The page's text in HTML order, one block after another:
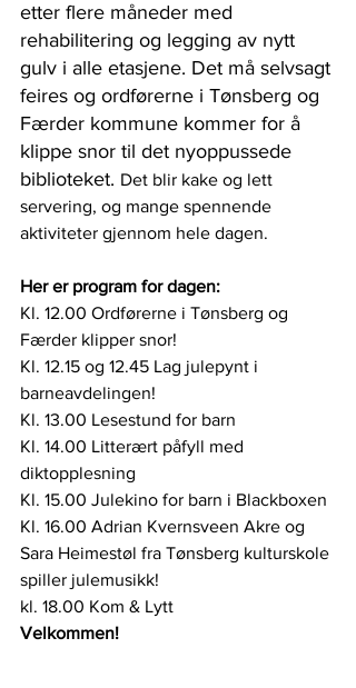
etter flere måneder med
rehabilitering og legging av nytt
gulv i alle etasjene. Det må selvsagt
feires og ordførerne i Tønsberg og
Færder kommune kommer for å
klippe snor til det nyoppussede
biblioteket. Det blir kake og lett
servering, og mange spennende
aktiviteter gjennom hele dagen.
Her er program for dagen:
Kl. 12.00 Ordførerne i Tønsberg og
Færder klipper snor!
Kl. 12.15 og 12.45 Lag julepynt i
barneavdelingen!
Kl. 13.00 Lesestund for barn
Kl. 14.00 Litterært påfyll med
diktopplesning
Kl. 15.00 Julekino for barn i Blackboxen
Kl. 16.00 Adrian Kvernsveen Akre og
Sara Heimestøl fra Tønsberg kulturskole
spiller julemusikk!
kl. 18.00 Kom & Lytt
Velkommen!